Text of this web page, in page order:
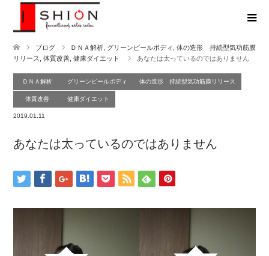
ブログ ＤＮＡ解析 グリーンピールボディ
体の造形 持続型気功筋膜
リリース
体質改善 健康ダイエット あなたは太っているのではありません
ＤＮＡ解析 グリーンピールボディ 体の造形 持続型気功筋膜リリース
体質改善 健康ダイエット
2019.01.11
あなたは太っているのではありません